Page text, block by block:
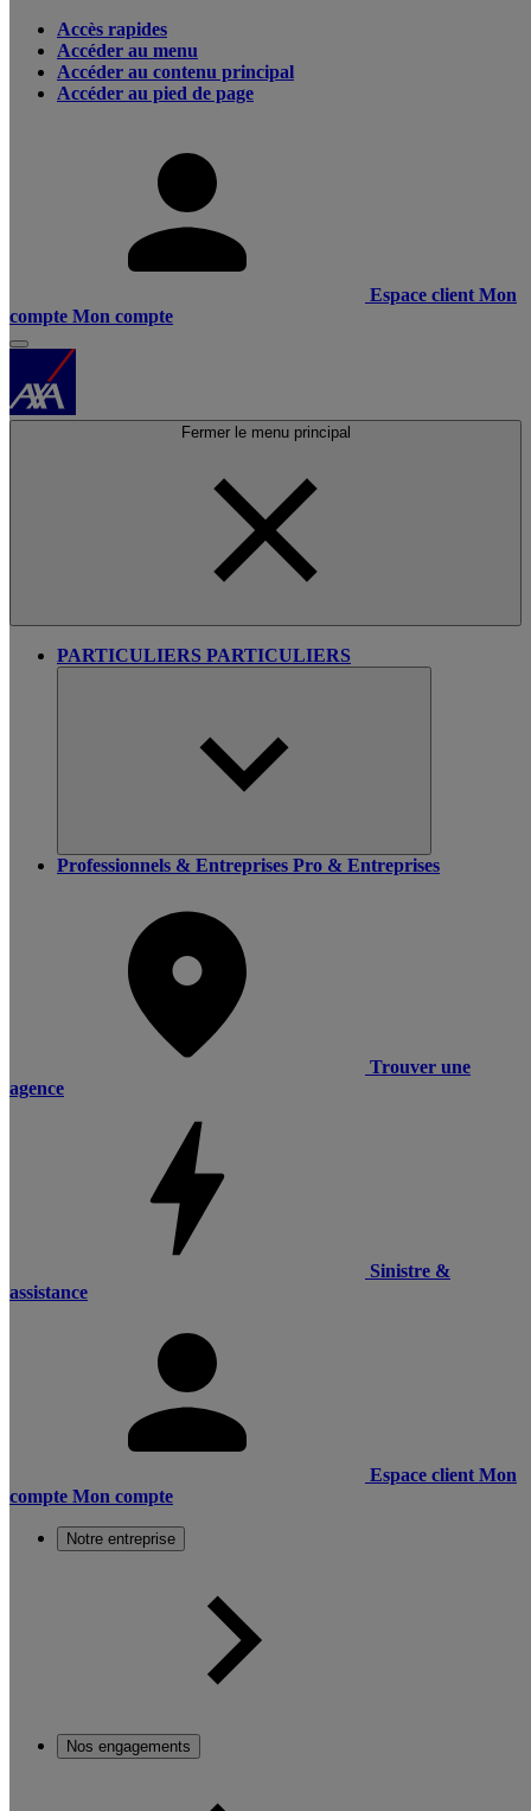
Accès rapides
Accéder au menu
Accéder au contenu principal
Accéder au pied de page
Espace client Mon
compte Mon compte
Fermer le menu principal
PARTICULIERS PARTICULIERS
Professionnels & Entreprises Pro & Entreprises
Trouver une
agence
Sinistre &
assistance
Espace client Mon
compte Mon compte
Notre entreprise
Nos engagements